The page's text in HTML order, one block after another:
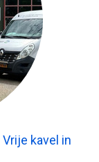
kavel in